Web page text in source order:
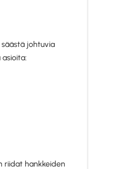
säästä johtuvia
riidat hankkeiden